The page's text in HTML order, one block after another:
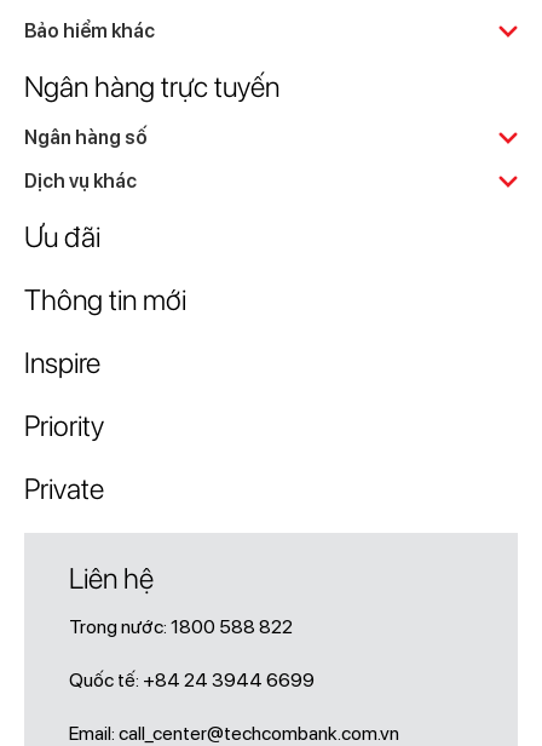
Bảo hiểm khác
Ngân hàng trực tuyến
Ngân hàng số
Dịch vụ khác
Ưu đãi
Thông tin mới
Inspire
Priority
Private
Liên hệ
Trong nước:1800 588 822
Quốc tế: +84 24 3944 6699
Email:call_center@techcombank.com.vn